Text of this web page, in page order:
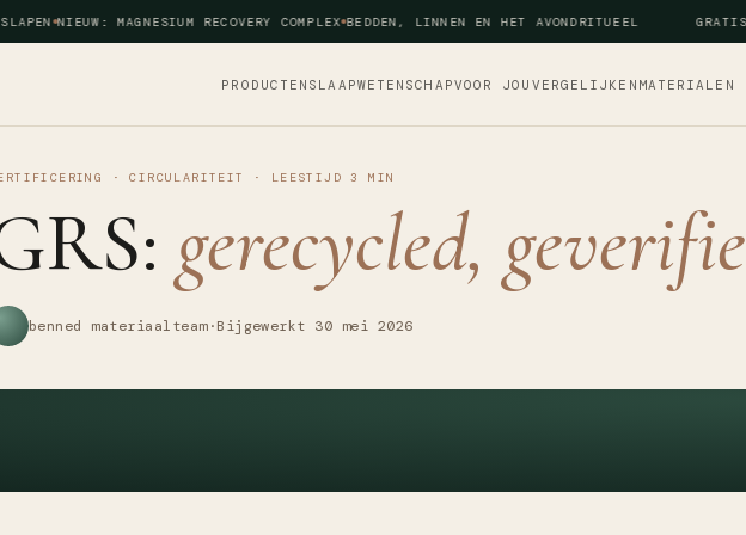
NIEUW: MAGNESIUM RECOVERY COMPLEX BEDDEN, LINNEN EN HET AVONDRITUEEL GRATIS
PRODUCTEN SLAAPWETENSCHAPVOOR JOU VERGELIJKEN MATERIALEN
· CIRCULARITEIT · LEESTIJD 3 MIN
gerecycled,
benned materiaalteam·Bijgewerkt 30 mei 2026